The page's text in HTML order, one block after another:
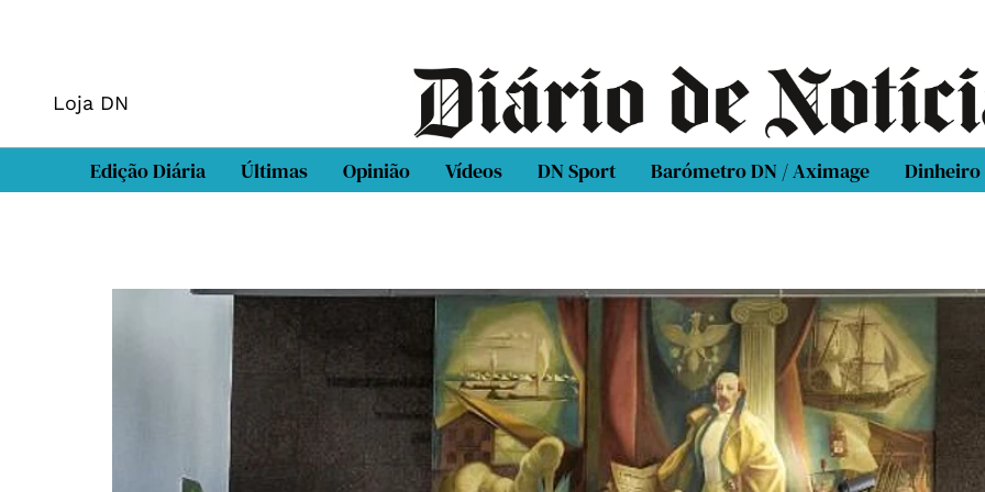
Loja DN
Edição Diária Últimas Opinião Vídeos DN Sport Barómetro DN / Aximage Dinheiro